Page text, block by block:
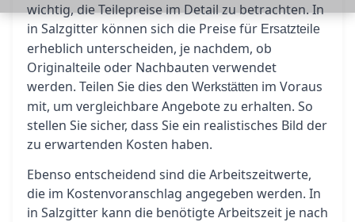
wichtig, die Teilepreise im Detail zu betrachten. In
in Salzgitter können sich die Preise für Ersatzteile
erheblich unterscheiden, je nachdem, ob
Originalteile oder Nachbauten verwendet
werden. Teilen Sie dies den Werkstätten im Voraus
mit, um vergleichbare Angebote zu erhalten. So
stellen Sie sicher, dass Sie ein realistisches Bild der
zu erwartenden Kosten haben.
Ebenso entscheidend sind die Arbeitszeitwerte,
die im Kostenvoranschlag angegeben werden. In
in Salzgitter kann die benötigte Arbeitszeit je nach